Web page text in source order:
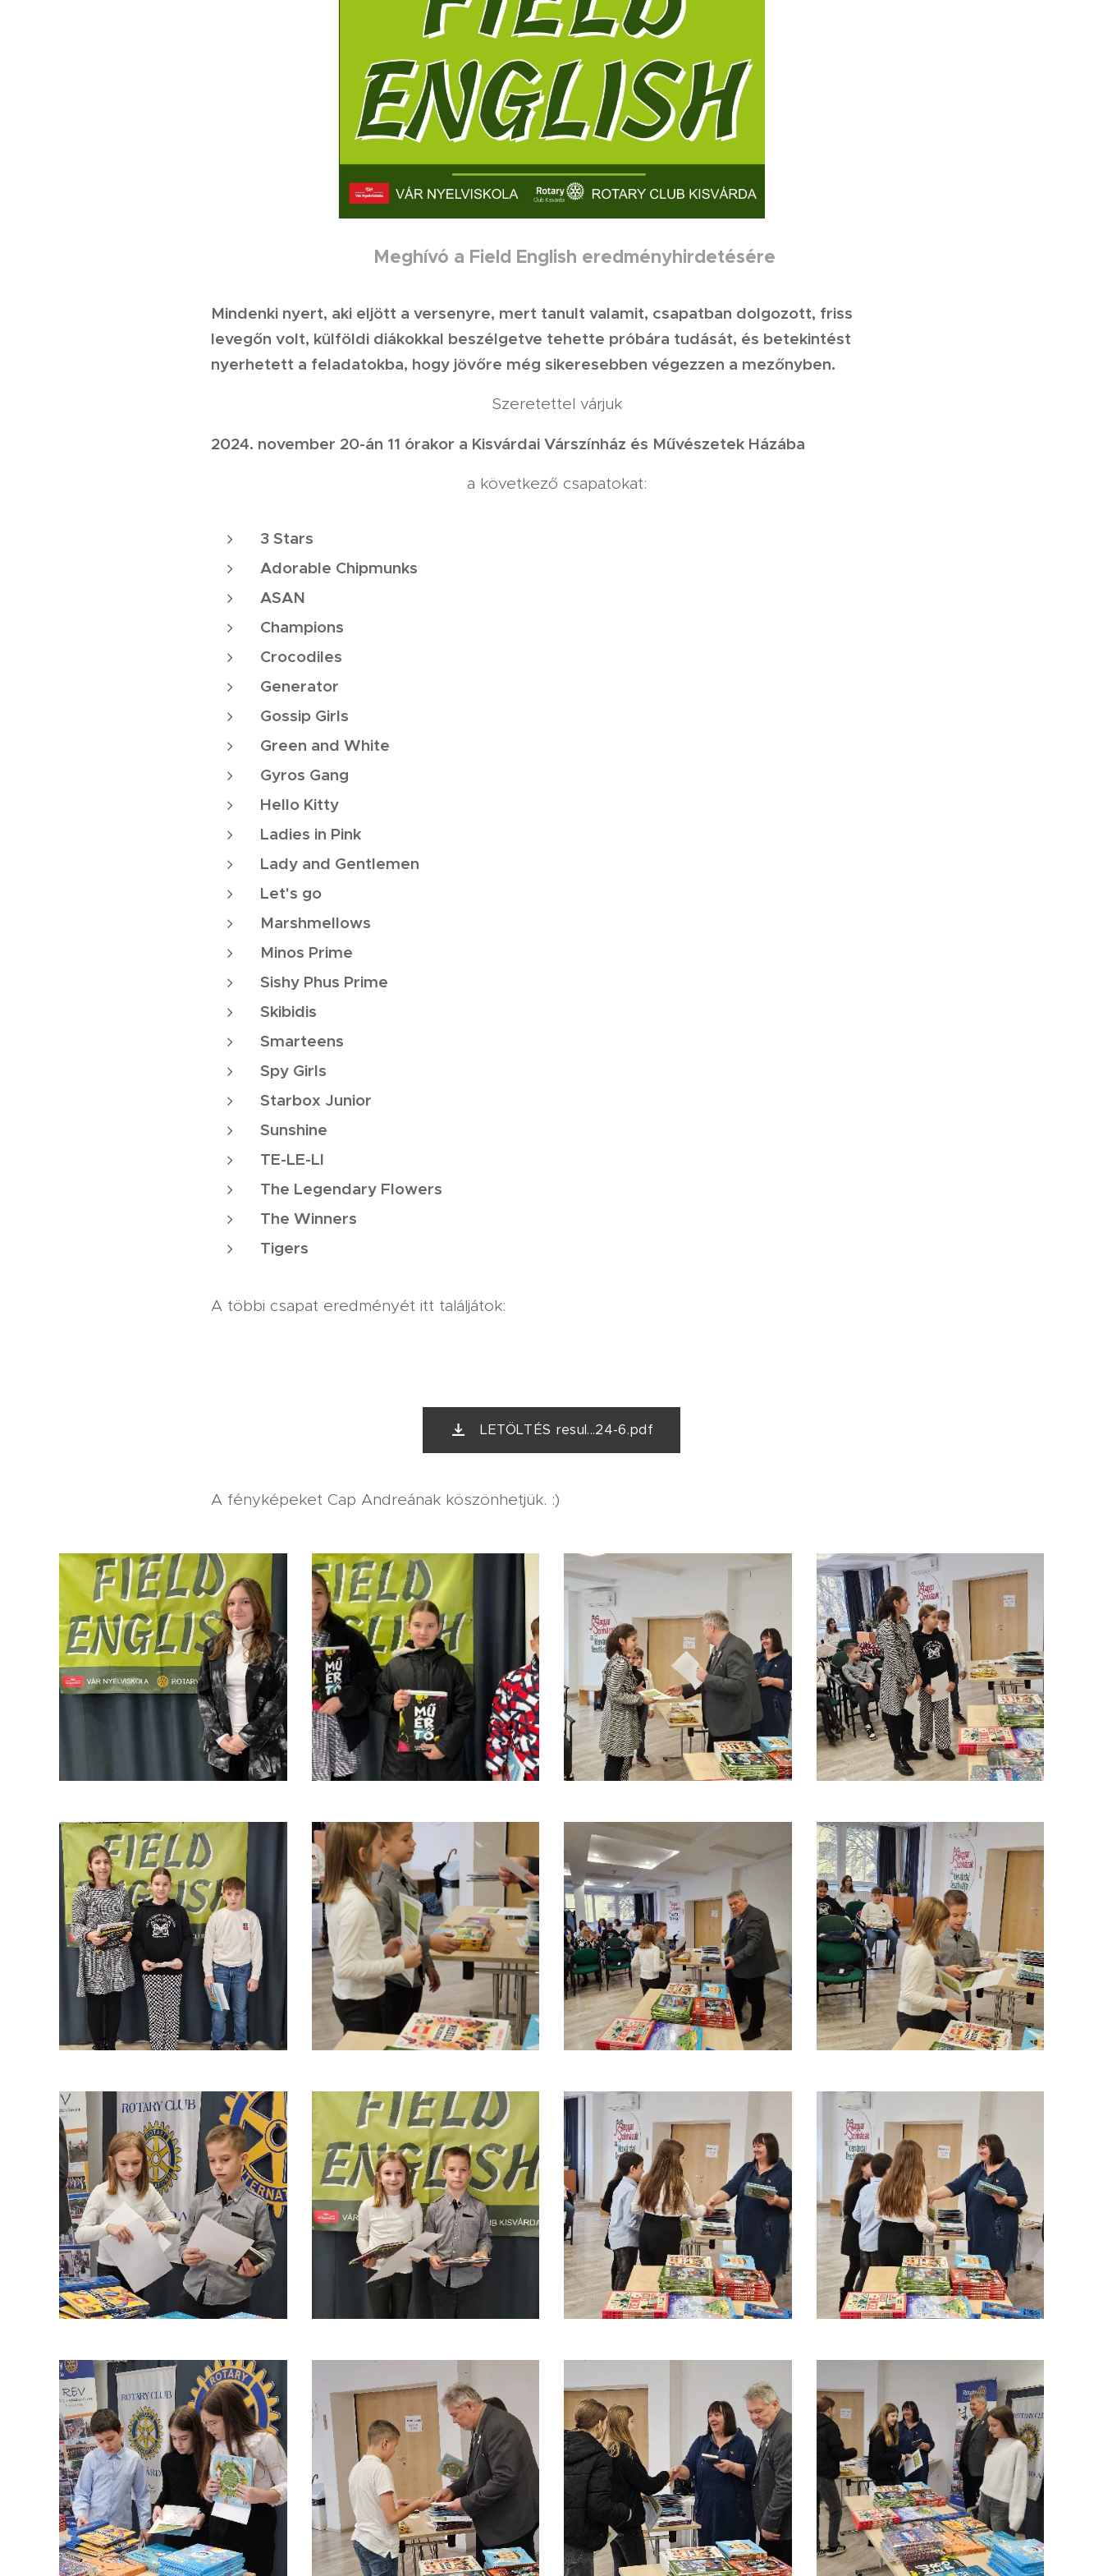
Meghívó a Field English eredményhirdetésére
Mindenki nyert, aki eljött a versenyre, mert tanult valamit, csapatban dolgozott, friss
levegőn volt, külföldi diákokkal beszélgetve tehette próbára tudását, és betekintést
nyerhetett a feladatokba, hogy jövőre még sikeresebben végezzen a mezőnyben.
Szeretettel várjuk
2024. november 20-án 11 órakor a Kisvárdai Várszínház és Művészetek Házába
a következő csapatokat:
3 Stars
Adorable Chipmunks
ASAN
Champions
Crocodiles
Generator
Gossip Girls
Green and White
Gyros Gang
Hello Kitty
Ladies in Pink
Lady and Gentlemen
Let's go
Marshmellows
Minos Prime
Sishy Phus Prime
Skibidis
Smarteens
Spy Girls
Starbox Junior
Sunshine
TE-LE-LI
The Legendary Flowers
The Winners
Tigers
A többi csapat eredményét itt találjátok:
LETÖLTÉS resul...24-6.pdf
A fényképeket Cap Andreának köszönhetjük. :)